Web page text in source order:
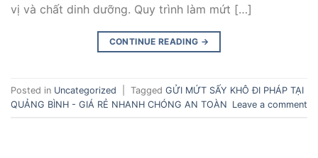
vị và chất dinh dưỡng. Quy trình làm mứt […]
CONTINUE READING →
Posted in Uncategorized Tagged GỬI MỨT SẤY KHÔ ĐI PHÁP TẠI
QUẢNG BÌNH - GIÁ RẺ NHANH CHÓNG AN TOÀN Leave a comment